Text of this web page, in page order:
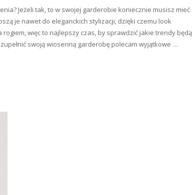
Jeżeli tak, to w swojej garderobie koniecznie musisz mieć
je nawet do eleganckich stylizacji, dzięki czemu look
więc to najlepszy czas, by sprawdzić jakie trendy będą
swoją wiosenną garderobę polecam wyjątkowe …